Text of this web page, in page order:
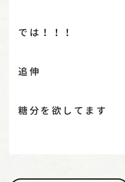
では！！！
追伸
糖分を欲してます